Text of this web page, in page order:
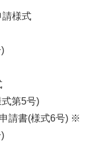
様式
第5号)
請書(様式6号) ※